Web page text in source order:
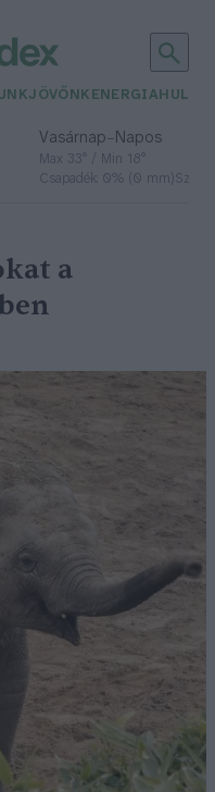
JÖVŐNK ENERGIA
Vasárnap– Napos
Max 33° / Min 18°
Csapadék: 0% (0 mm)Szél:
a